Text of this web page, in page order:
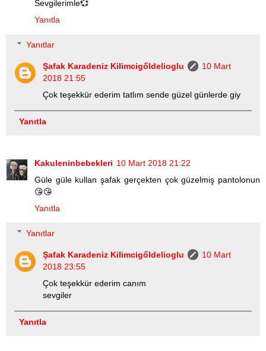
Sevgilerimle💞
Yanıtla
Yanıtlar
Şafak Karadeniz Kilimcigőldelioglu
10 Mart
2018 21:55
Çok teşekkür ederim tatlım sende güzel günlerde giy
Yanıtla
Kakuleninbebekleri 10 Mart 2018 21:22
Güle güle kullan şafak gerçekten çok güzelmiş pantolonun
😘😘
Yanıtla
Yanıtlar
Şafak Karadeniz Kilimcigőldelioglu
10 Mart
2018 23:55
Çok teşekkür ederim canım
sevgiler
Yanıtla